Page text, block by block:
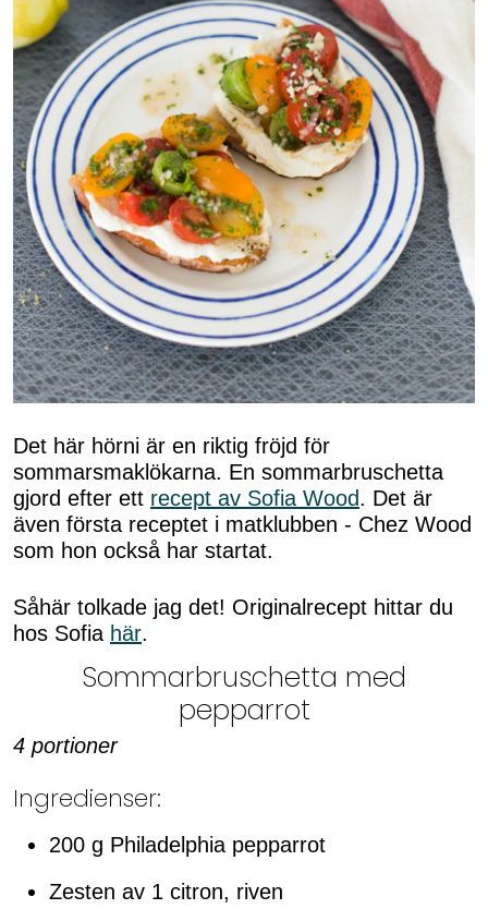
Det här hörni är en riktig fröjd för
sommarsmaklökarna. En sommarbruschetta
gjord efter ett recept av Sofia Wood. Det är
även första receptet i matklubben - Chez Wood
som hon också har startat.
Såhär tolkade jag det! Originalrecept hittar du
hos Sofia här.
Sommarbruschetta med
pepparrot
4 portioner
Ingredienser:
200 g Philadelphia pepparrot
Zesten av 1 citron, riven